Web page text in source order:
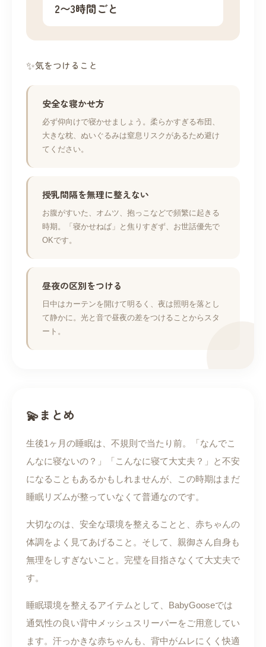
2〜3時間ごと
気をつけること
安全な寝かせ方
必ず仰向けで寝かせましょう。柔らかすぎる布団、
大きな枕、ぬいぐるみは窒息リスクがあるため避け
てください。
授乳間隔を無理に整えない
お腹がすいた、オムツ、抱っこなどで頻繁に起きる
時期。「寝かせねば」と焦りすぎず、お世話優先で
OKです。
昼夜の区別をつける
日中はカーテンを開けて明るく、夜は照明を落とし
て静かに。光と音で昼夜の差をつけることからスタ
ート。
まとめ
生後1ヶ月の睡眠は、不規則で当たり前。「なんでこ
んなに寝ないの？」「こんなに寝て大丈夫？」と不安
になることもあるかもしれませんが、この時期はまだ
睡眠リズムが整っていなくて普通なのです。
大切なのは、安全な環境を整えることと、赤ちゃんの
体調をよく見てあげること。そして、親御さん自身も
無理をしすぎないこと。完璧を目指さなくて大丈夫で
す。
睡眠環境を整えるアイテムとして、BabyGooseでは
通気性の良い背中メッシュスリーパーをご用意してい
ます。汗っかきな赤ちゃんも、背中がムレにくく快適